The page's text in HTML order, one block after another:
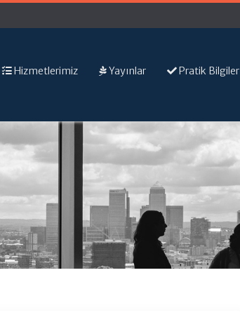
Hizmetlerimiz Yayınlar Pratik Bilgiler